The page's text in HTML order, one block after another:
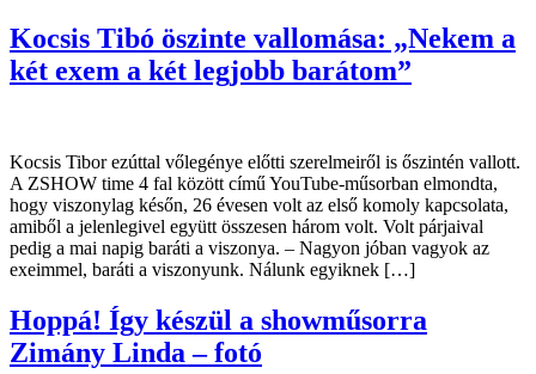
Kocsis Tibó öszinte vallomása: „Nekem a
két exem a két legjobb barátom”
Kocsis Tibor ezúttal vőlegénye előtti szerelmeiről is őszintén vallott.
A ZSHOW time 4 fal között című YouTube-műsorban elmondta,
hogy viszonylag későn, 26 évesen volt az első komoly kapcsolata,
amiből a jelenlegivel együtt összesen három volt. Volt párjaival
pedig a mai napig baráti a viszonya. – Nagyon jóban vagyok az
exeimmel, baráti a viszonyunk. Nálunk egyiknek […]
Hoppá! Így készül a showműsorra
Zimány Linda – fotó